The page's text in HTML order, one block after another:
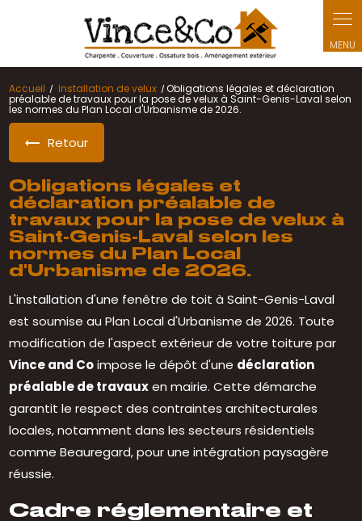
Accueil Installation de velux Obligations légales et déclaration
préalable de travaux pour la pose de velux à Saint-Genis-Laval selon
les normes du Plan Local d'Urbanisme de 2026.
Retour
Obligations légales et
déclaration préalable de
travaux pour la pose de velux à
Saint-Genis-Laval selon les
normes du Plan Local
d'Urbanisme de 2026.
L'installation d'une fenêtre de toit à Saint-Genis-Laval
est soumise au Plan Local d'Urbanisme de 2026. Toute
modification de l'aspect extérieur de votre toiture par
Vince and Coimpose le dépôt d'une déclaration
préalable de travauxen mairie. Cette démarche
garantit le respect des contraintes architecturales
locales, notamment dans les secteurs résidentiels
comme Beauregard, pour une intégration paysagère
réussie.
Cadre réglementaire et